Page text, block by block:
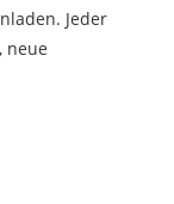
Jeder
neue